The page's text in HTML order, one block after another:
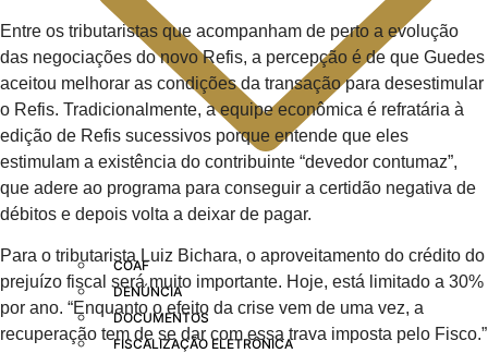
COAF
DENÚNCIA
DOCUMENTOS
FISCALIZAÇÃO ELETRÔNICA
Entre os tributaristas que acompanham de perto a evolução
das negociações do novo Refis, a percepção é de que Guedes
aceitou melhorar as condições da transação para desestimular
o Refis. Tradicionalmente, a equipe econômica é refratária à
edição de Refis sucessivos porque entende que eles
estimulam a existência do contribuinte “devedor contumaz”,
que adere ao programa para conseguir a certidão negativa de
débitos e depois volta a deixar de pagar.
Para o tributarista Luiz Bichara, o aproveitamento do crédito do
prejuízo fiscal será muito importante. Hoje, está limitado a 30%
por ano. “Enquanto o efeito da crise vem de uma vez, a
recuperação tem de se dar com essa trava imposta pelo Fisco.”